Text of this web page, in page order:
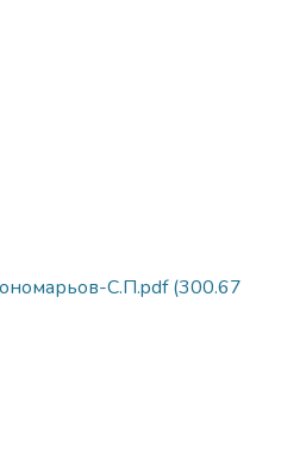
С.П.pdf(300.67